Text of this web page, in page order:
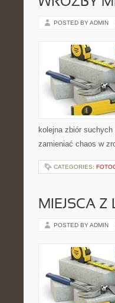
POSTED BY ADMIN
kolejna zbiór
zamieniać chaos w
CATEGORIES:
MIEJSCA Z
POSTED BY ADMIN